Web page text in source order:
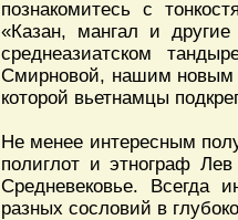
познакомитесь с
«Казан, мангал и
среднеазиатском
Смирновой, нашим новым
которой вьетнамцы
Не менее интересным
полиглот и этнограф
Средневековье. Всегда
разных сословий в